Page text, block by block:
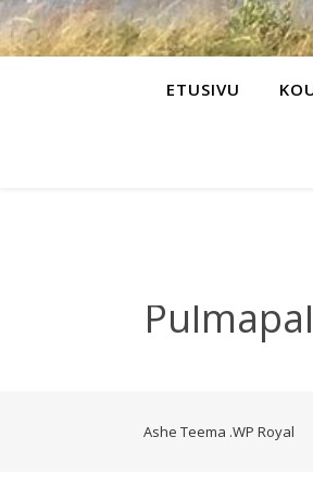
ETUSIVU
Ashe Teema .WP Royal